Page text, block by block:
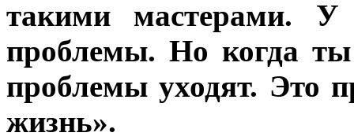
такими мастерами. У
проблемы. Но когда
проблемы уходят. Это
жизнь».